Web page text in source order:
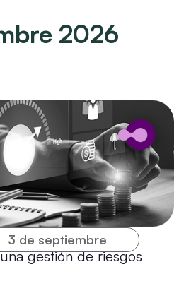
2026
gestión de riesgos
3 de septiembre